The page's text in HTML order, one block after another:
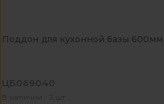
Поддон для кухонной базы 600мм
ЦБ069040
В наличии - 2 шт